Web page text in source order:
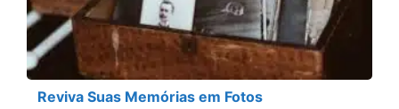
Reviva Suas Memórias em Fotos